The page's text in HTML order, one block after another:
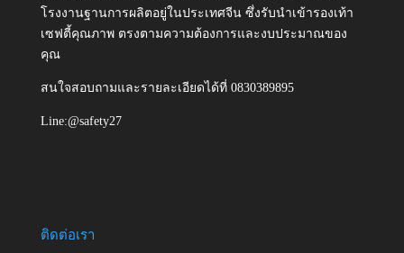
โรงงานฐานการผลิตอยู่ในประเทศจีน ซึ่งรับนำเข้ารองเท้า
เซฟตี้คุณภาพ ตรงตามความต้องการและงบประมาณของ
คุณ
สนใจสอบถามและรายละเอียดได้ที่ 0830389895
Line:@safety27
ติดต่อเรา